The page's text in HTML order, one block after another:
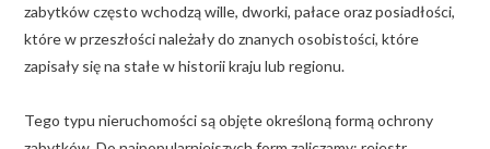
zabytków często wchodzą wille, dworki, pałace oraz posiadłości,
które w przeszłości należały do znanych osobistości, które
zapisały się na stałe w historii kraju lub regionu.
Tego typu nieruchomości są objęte określoną formą ochrony